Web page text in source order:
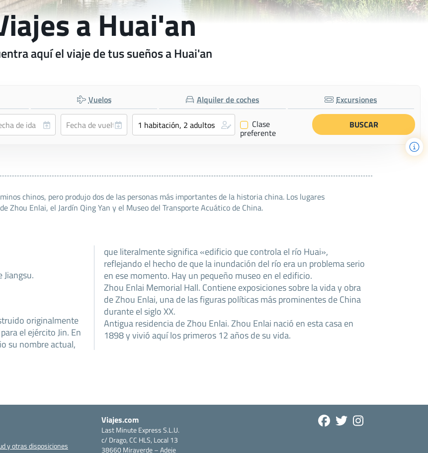
a Huai'an
aquí el viaje de tus sueños a Huai'an
Vuelos Alquiler de coches Excursiones
✔ Clase
preferente
chinos, pero produjo dos de las personas más importantes de la historia china. Los lugares
Zhou Enlai, el Jardín Qing Yan y el Museo del Transporte Acuático de China.
Jiangsu.
originalmente
el ejército Jin. En
su nombre actual,
que literalmente significa «edificio que controla el río Huai»,
reflejando el hecho de que la inundación del río era un problema serio
en ese momento. Hay un pequeño museo en el edificio.
Zhou Enlai Memorial Hall. Contiene exposiciones sobre la vida y obra
de Zhou Enlai, una de las figuras políticas más prominentes de China
durante el siglo XX.
Antigua residencia de Zhou Enlai. Zhou Enlai nació en esta casa en
1898 y vivió aquí los primeros 12 años de su vida.
y otras disposiciones
Viajes.com
Last Minute Express S.L.U.
c/ Drago, CC HLS, Local 13
38660 Miraverde – Adeje